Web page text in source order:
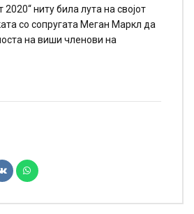
ниту била лута на својот
со сопругата Меган Маркл да
на виши членови на